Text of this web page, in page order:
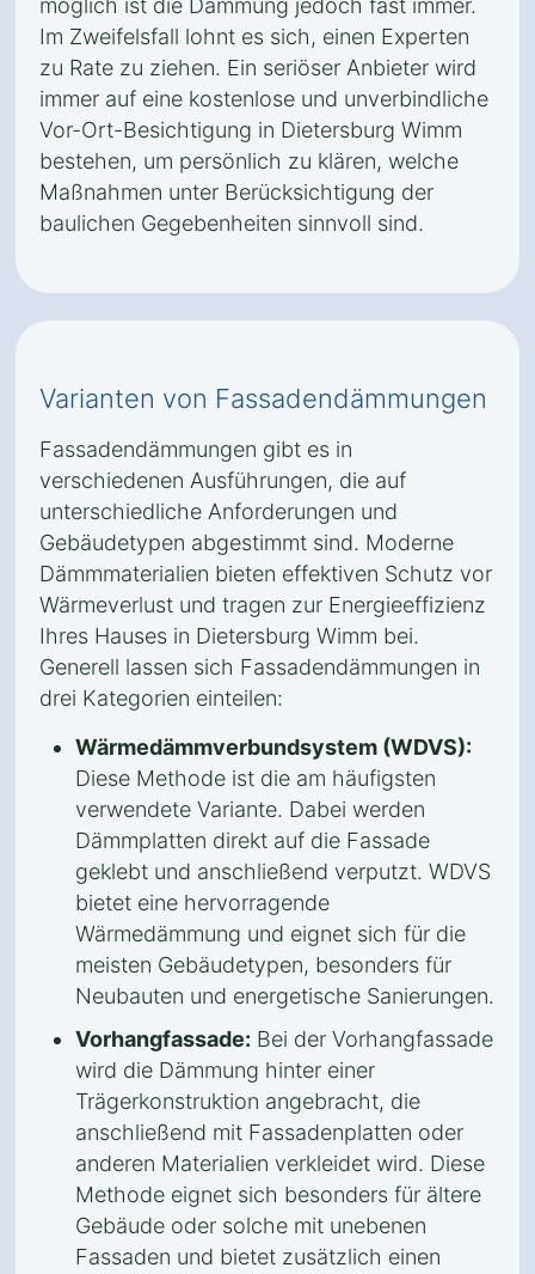
möglich ist die Dämmung jedoch fast immer.
Im Zweifelsfall lohnt es sich, einen Experten
zu Rate zu ziehen. Ein seriöser Anbieter wird
immer auf eine kostenlose und unverbindliche
Vor-Ort-Besichtigung in Dietersburg Wimm
bestehen, um persönlich zu klären, welche
Maßnahmen unter Berücksichtigung der
baulichen Gegebenheiten sinnvoll sind.
Varianten von Fassadendämmungen
Fassadendämmungen gibt es in
verschiedenen Ausführungen, die auf
unterschiedliche Anforderungen und
Gebäudetypen abgestimmt sind. Moderne
Dämmmaterialien bieten effektiven Schutz vor
Wärmeverlust und tragen zur Energieeffizienz
Ihres Hauses in Dietersburg Wimm bei.
Generell lassen sich Fassadendämmungen in
drei Kategorien einteilen:
Wärmedämmverbundsystem (WDVS):
Diese Methode ist die am häufigsten
verwendete Variante. Dabei werden
Dämmplatten direkt auf die Fassade
geklebt und anschließend verputzt. WDVS
bietet eine hervorragende
Wärmedämmung und eignet sich für die
meisten Gebäudetypen, besonders für
Neubauten und energetische Sanierungen.
Vorhangfassade: Bei der Vorhangfassade
wird die Dämmung hinter einer
Trägerkonstruktion angebracht, die
anschließend mit Fassadenplatten oder
anderen Materialien verkleidet wird. Diese
Methode eignet sich besonders für ältere
Gebäude oder solche mit unebenen
Fassaden und bietet zusätzlich einen